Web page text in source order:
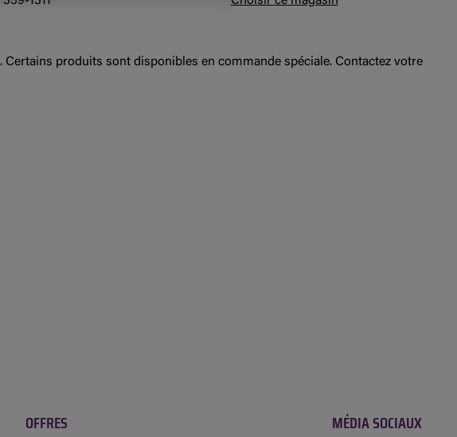
produits sont disponibles en commande spéciale. Contactez votre
OFFRES MÉDIA SOCIAUX